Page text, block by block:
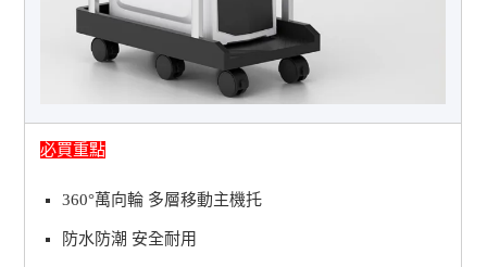
必買重點
360°萬向輪 多層移動主機托
防水防潮 安全耐用